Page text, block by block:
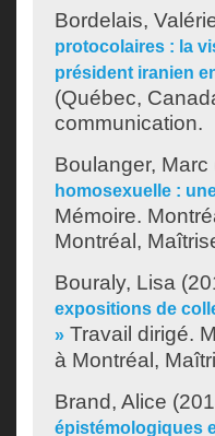
Bordelais,
protocolaires : la
président iranien
(Québec,
communication.
Boulanger, Marc
homosexuelle :
Mémoire.
Montréal,
Bouraly, Lisa
expositions de
» Travail dirigé.
à Montréal,
Brand, Alice
épistémologiques